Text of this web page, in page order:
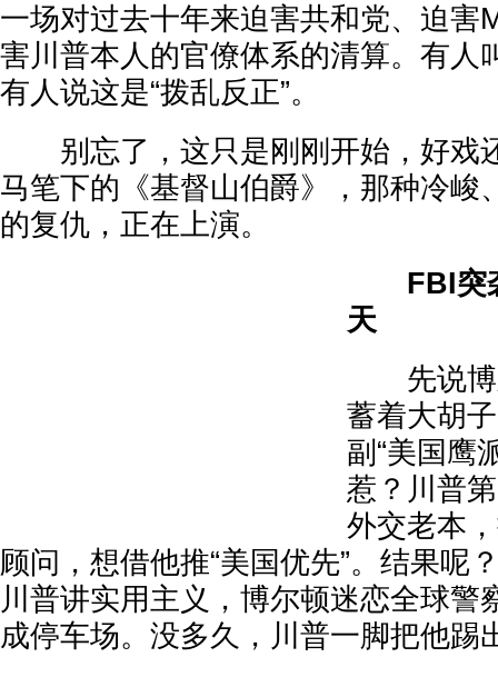
一场对过去十年来迫害共和党、迫害
害川普本人的官僚体系的清算。有人
有人说这是“拨乱反正”。
别忘了，这只是刚刚开始，好戏
马笔下的《基督山伯爵》，那种冷峻
的复仇，正在上演。
FBI突
天
先说博
蓄着大胡
副“美国鹰
惹？川普
外交老本
顾问，想借他推“美国优先”。结果呢
川普讲实用主义，博尔顿迷恋全球警
成停车场。没多久，川普一脚把他踢